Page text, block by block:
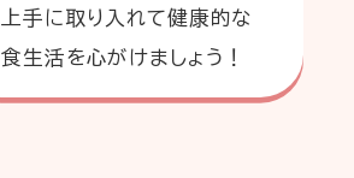
上手に取り入れて健康的な
食生活を心がけましょう！